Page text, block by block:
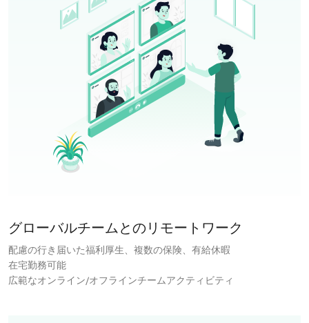
グローバルチームとのリモートワーク
配慮の行き届いた福利厚生、複数の保険、有給休暇
在宅勤務可能
広範なオンライン/オフラインチームアクティビティ